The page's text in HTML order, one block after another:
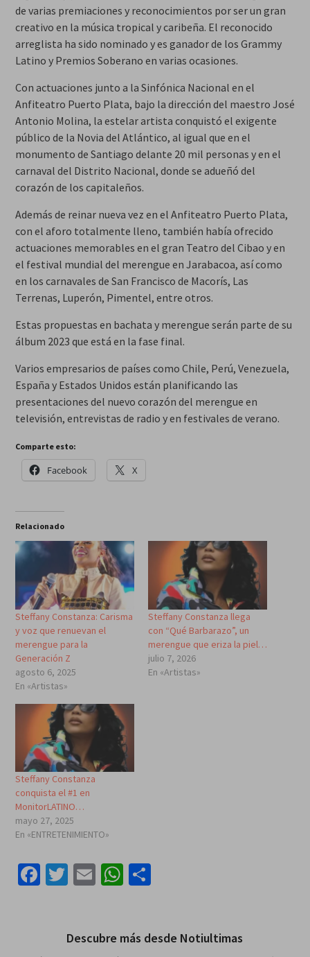
de varias premiaciones y reconocimientos por ser un gran
creativo en la música tropical y caribeña. El reconocido
arreglista ha sido nominado y es ganador de los Grammy
Latino y Premios Soberano en varias ocasiones.
Con actuaciones junto a la Sinfónica Nacional en el
Anfiteatro Puerto Plata, bajo la dirección del maestro José
Antonio Molina, la estelar artista conquistó el exigente
público de la Novia del Atlántico, al igual que en el
monumento de Santiago delante 20 mil personas y en el
carnaval del Distrito Nacional, donde se adueñó del
corazón de los capitaleños.
Además de reinar nueva vez en el Anfiteatro Puerto Plata,
con el aforo totalmente lleno, también había ofrecido
actuaciones memorables en el gran Teatro del Cibao y en
el festival mundial del merengue en Jarabacoa, así como
en los carnavales de San Francisco de Macorís, Las
Terrenas, Luperón, Pimentel, entre otros.
Estas propuestas en bachata y merengue serán parte de su
álbum 2023 que está en la fase final.
Varios empresarios de países como Chile, Perú, Venezuela,
España y Estados Unidos están planificando las
presentaciones del nuevo corazón del merengue en
televisión, entrevistas de radio y en festivales de verano.
Comparte esto:
Facebook X
Relacionado
Steffany Constanza: Carisma
y voz que renuevan el
merengue para la
Generación Z
agosto 6, 2025
En «Artistas»
Steffany Constanza llega
con “Qué Barbarazo”, un
merengue que eriza la piel…
julio 7, 2026
En «Artistas»
Steffany Constanza
conquista el #1 en
MonitorLATINO…
mayo 27, 2025
En «ENTRETENIMIENTO»
Facebook
Twitter
EmailWhatsApp
Compartir
Descubre más desde Notiultimas